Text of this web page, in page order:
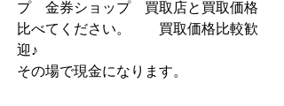
プ　金券ショップ　買取店と買取価格
比べてください。        買取価格比較歓
迎♪
その場で現金になります。